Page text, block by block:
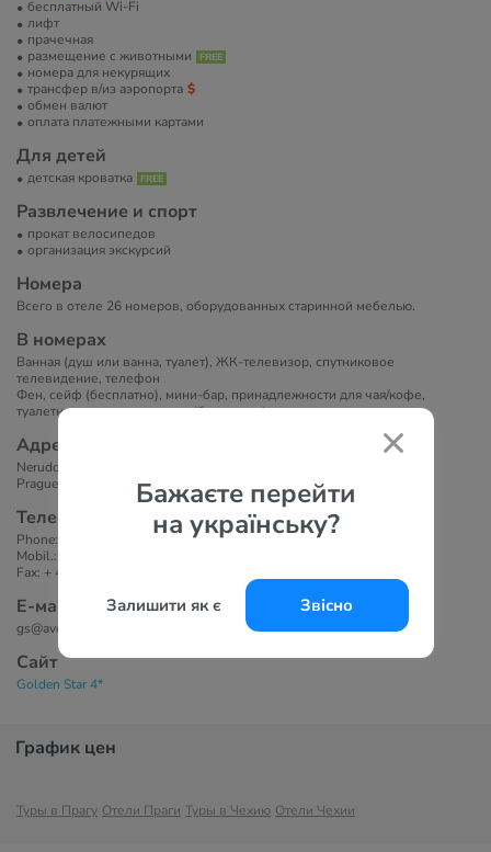
Бажаєте перейти
на українську?
Залишити як є Звісно
бесплатный Wi-Fi
лифт
прачечная
размещение с животными
номера для некурящих
трансфер в/из аэропорта
обмен валют
оплата платежными картами
Для детей
детская кроватка
Развлечение и спорт
прокат велосипедов
организация экскурсий
Номера
Всего в отеле 26 номеров, оборудованных старинной мебелью.
В номерах
Ванная (душ или ванна, туалет), ЖК-телевизор, спутниковое
телевидение, телефон
Фен, сейф (бесплатно), мини-бар, принадлежности для чая/кофе,
туалетные принадлежности (бесплатно).
Адрес
Nerudova 48
Prague 1, 118 00
Телефоны
Phone: +420-257-532-867
Mobil.: +420-602-386-001
Fax: + 420- 257-533-624
Е-маil
gs@avehotels.cz
Сайт
Golden Star 4*
График цен
Туры в Прагу Отели Праги Туры в Чехию Отели Чехии